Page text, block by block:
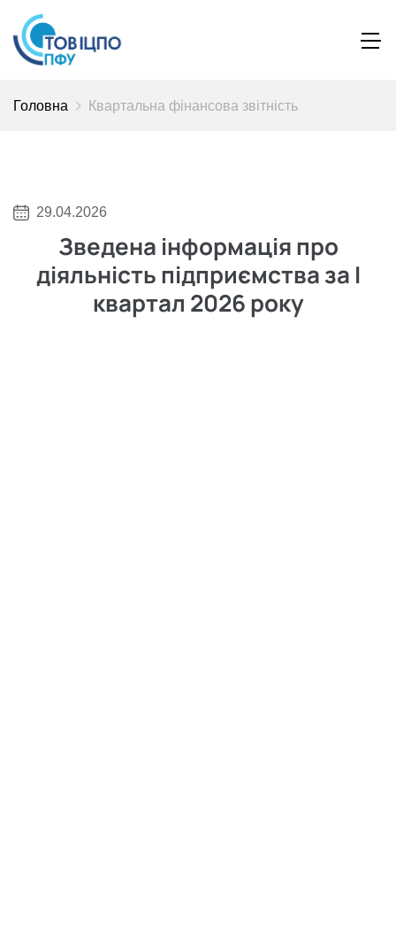
Головна Квартальна фінансова звітність
29.04.2026
Зведена інформація про
діяльність підприємства за I
квартал 2026 року